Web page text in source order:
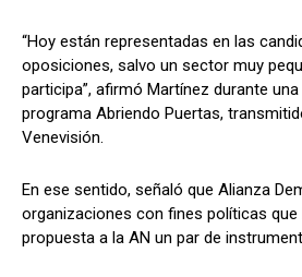
“Hoy están representadas en las
oposiciones, salvo un sector muy
participa”, afirmó Martínez durante
programa Abriendo Puertas,
Venevisión.
En ese sentido, señaló que Alianza
organizaciones con fines políticas
propuesta a la AN un par de